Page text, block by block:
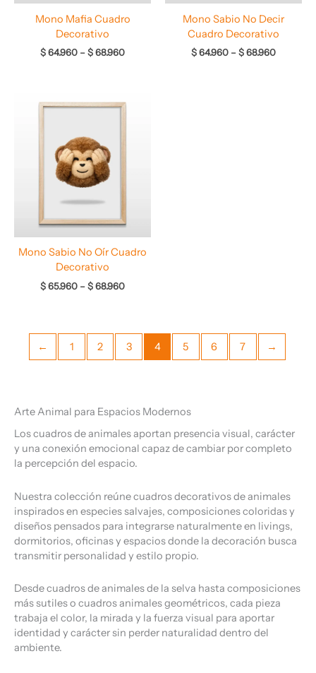
Mono Mafia Cuadro
Decorativo
$64.960 –$68.960
Mono Sabio No Decir
Cuadro Decorativo
$64.960 –$68.960
Mono Sabio No Oír Cuadro
Decorativo
$65.960 –$68.960
de
← 1 2 3 4 5 6 7 →
Arte Animal para Espacios Modernos
Los cuadros de animales aportan presencia visual, carácter
y una conexión emocional capaz de cambiar por completo
la percepción del espacio.
Nuestra colección reúne cuadros decorativos de animales
inspirados en especies salvajes, composiciones coloridas y
diseños pensados para integrarse naturalmente en livings,
dormitorios, oficinas y espacios donde la decoración busca
transmitir personalidad y estilo propio.
Desde cuadros de animales de la selva hasta composiciones
más sutiles o cuadros animales geométricos, cada pieza
trabaja el color, la mirada y la fuerza visual para aportar
identidad y carácter sin perder naturalidad dentro del
ambiente.